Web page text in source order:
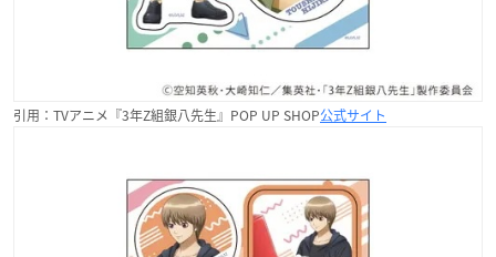
引用：TVアニメ『3年Z組銀八先生』POP UP SHOP公式サイト